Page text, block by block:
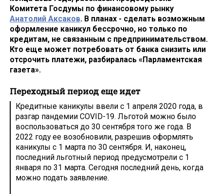
Комитета Госдумы по финансовому рынку
Анатолий Аксаков. В планах - сделать возможным
оформление каникул бессрочно, но только по
кредитам, не связанным с предпринимательством.
Кто еще может потребовать от банка снизить или
отсрочить платежи, разбиралась «Парламентская
газета».
Переходный период еще идет
Кредитные каникулы ввели c 1 апреля 2020 года, в
разгар пандемии COVID-19. Льготой можно было
воспользоваться до 30 сентября того же года. В
2022 году ее возобновили, разрешив оформлять
каникулы с 1 марта по 30 сентября. И, наконец,
последний льготный период предусмотрели с 1
января по 31 марта. Сегодня последний день, когда
можно подать заявление.